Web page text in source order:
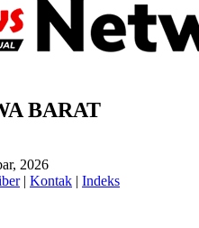
BARAT
2026
| Kontak | Indeks